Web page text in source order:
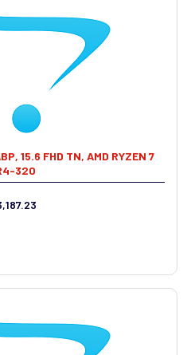
15.6 FHD TN, AMD RYZEN 7
320